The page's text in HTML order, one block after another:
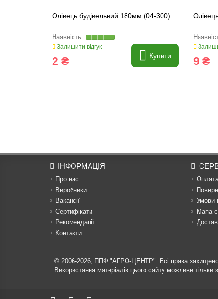
Олівець будівельний 180мм (04-300)
Залишити відгук
2 ₴ Купити 9 ₴
ІНФОРМАЦІЯ
Про нас
Виробники
Вакансії
Сертифікати
Рекомендації
Контакти
Оплата
Умови
Мапа
© 2006-2026, ППФ "АГРО-ЦЕНТР". Всі права
Використання матеріалів цього сайту можливе